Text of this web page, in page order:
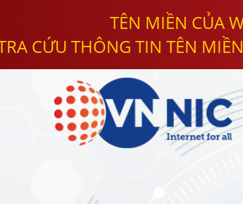
TÊN MIỀN CỦA
CỨU THÔNG TIN TÊN MIỀN